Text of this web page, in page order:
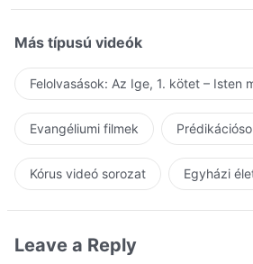
Más típusú videók
Felolvasások: Az Ige, 1. kötet – Isten
Evangéliumi filmek
Kórus videó sorozat Egyházi
Leave a Reply